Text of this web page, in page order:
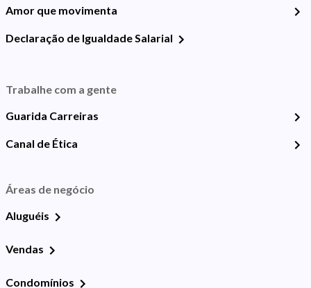
Amor que movimenta
Declaração de Igualdade Salarial
Trabalhe com a gente
Guarida Carreiras
Canal de Ética
Áreas de negócio
Aluguéis
Vendas
Condomínios